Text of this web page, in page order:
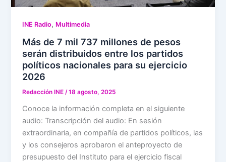
INE Radio, Multimedia
Más de 7 mil 737 millones de pesos
serán distribuidos entre los partidos
políticos nacionales para su ejercicio
2026
Redacción INE/18 agosto, 2025
Conoce la información completa en el siguiente
audio: Transcripción del audio: En sesión
extraordinaria, en compañía de partidos políticos, las
y los consejeros aprobaron el anteproyecto de
presupuesto del Instituto para el ejercicio fiscal